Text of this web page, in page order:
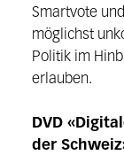
Smartvote
möglichst
Politik im
erlauben.
DVD
der